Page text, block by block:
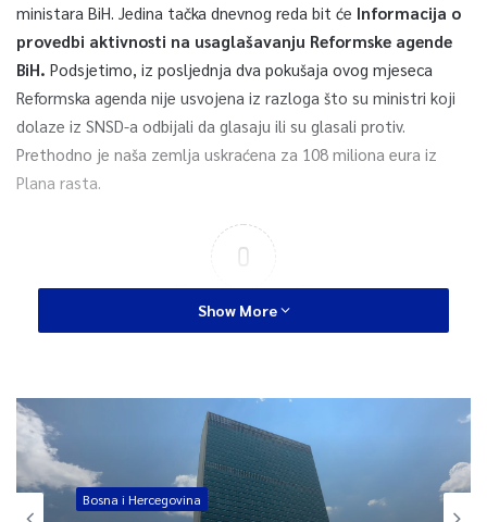
ministara BiH. Jedina tačka dnevnog reda bit će Informacija o
provedbi aktivnosti na usaglašavanju Reformske agende
BiH. Podsjetimo, iz posljednja dva pokušaja ovog mjeseca
Reformska agenda nije usvojena iz razloga što su ministri koji
dolaze iz SNSD-a odbijali da glasaju ili su glasali protiv.
Prethodno je naša zemlja uskraćena za 108 miliona eura iz
Plana rasta.
0
Article Rating
Show More
Bosna i Hercegovina